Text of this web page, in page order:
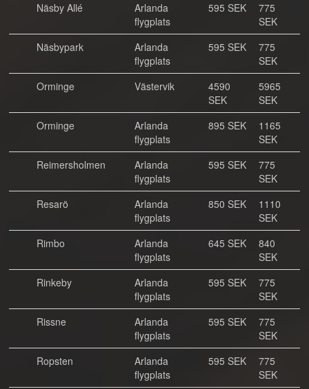
Näsby Allé
Arlanda
flygplats
595 SEK
775
SEK
Näsbypark
Arlanda
flygplats
595 SEK
775
SEK
Orminge
Västervik
4590
SEK
5965
SEK
Orminge
Arlanda
flygplats
895 SEK
1165
SEK
Reimersholmen
Arlanda
flygplats
595 SEK
775
SEK
Resarö
Arlanda
flygplats
850 SEK
1110
SEK
Rimbo
Arlanda
flygplats
645 SEK
840
SEK
Rinkeby
Arlanda
flygplats
595 SEK
775
SEK
Rissne
Arlanda
flygplats
595 SEK
775
SEK
Ropsten
Arlanda
flygplats
595 SEK
775
SEK